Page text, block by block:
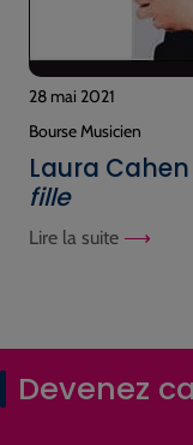
28 mai 2021
Bourse Musicien
Laura
fille
Lire la suite
Devenez